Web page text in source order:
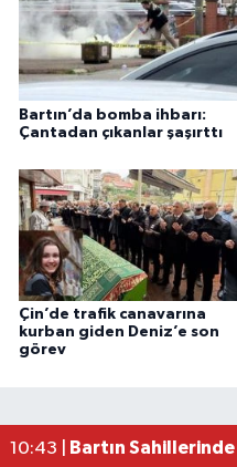
Bartın’da bomba ihbarı:
Çantadan çıkanlar şaşırttı
Çin’de trafik canavarına
kurban giden Deniz’e son
görev
10:43 | Bartın